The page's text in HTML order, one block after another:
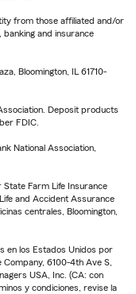
from those affiliated and/or
and insurance
Bloomington, IL 61710-
Deposit products
FDIC.
National Association,
State Farm Life Insurance
and Accident Assurance
centrales, Bloomington,
en los Estados Unidos por
6100-4th Ave S,
USA, Inc. (CA: con
y condiciones, revise la